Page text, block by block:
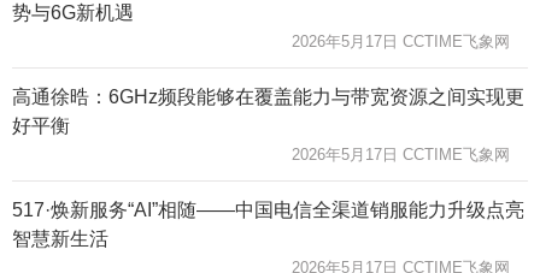
势与6G新机遇
2026年5月17日 CCTIME飞象网
高通徐晧：6GHz频段能够在覆盖能力与带宽资源之间实现更
好平衡
2026年5月17日 CCTIME飞象网
517·焕新服务“AI”相随——中国电信全渠道销服能力升级点亮
智慧新生活
2026年5月17日 CCTIME飞象网